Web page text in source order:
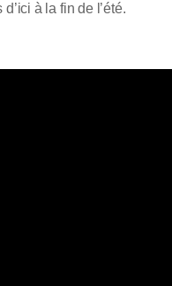
à la fin de l’été.